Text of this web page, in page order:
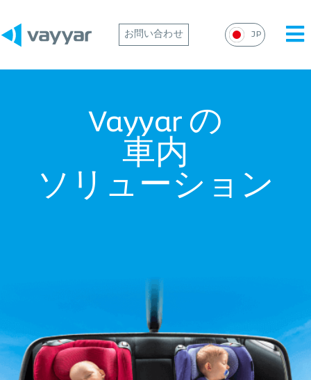
お問い合わせ JP
Vayyar の
車内
ソリューション